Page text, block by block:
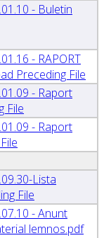
- Buletin
- RAPORT
- Raport
- Raport
Lista
- Anunt
lemnos.pdf